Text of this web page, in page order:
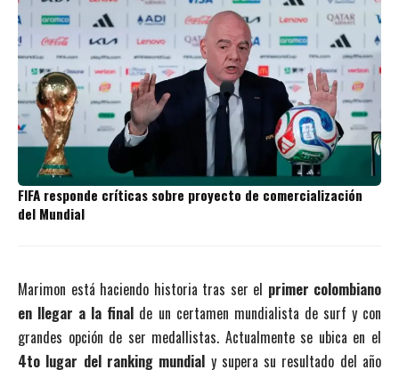
FIFA responde críticas sobre proyecto de comercialización
del Mundial
Marimon está haciendo historia tras ser el primer colombiano
en llegar a la final de un certamen mundialista de surf y con
grandes opción de ser medallistas. Actualmente se ubica en el
4to lugar del ranking mundial y supera su resultado del año